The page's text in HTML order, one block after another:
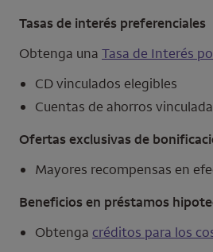
Tasas de interés preferenciales
Obtenga una Tasa de Interés
CD vinculados elegibles
Cuentas de ahorros
Ofertas exclusivas de
Mayores recompensas en
Beneficios en préstamos
Obtenga créditos para los